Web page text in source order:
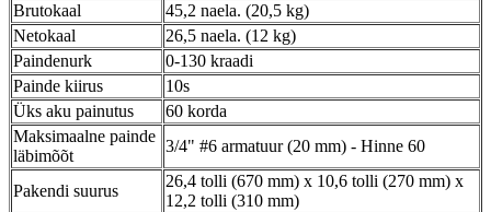
Brutokaal
45,2 naela. (20,5 kg)
Netokaal
26,5 naela. (12 kg)
Paindenurk
0-130 kraadi
Painde kiirus
10s
Üks aku painutus
60 korda
Maksimaalne painde
läbimõõt
3/4" #6 armatuur (20 mm) - Hinne 60
Pakendi suurus
26,4 tolli (670 mm) x 10,6 tolli (270 mm) x
12,2 tolli (310 mm)